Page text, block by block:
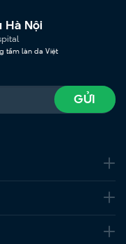
Hà Nội
tầm làn da Việt